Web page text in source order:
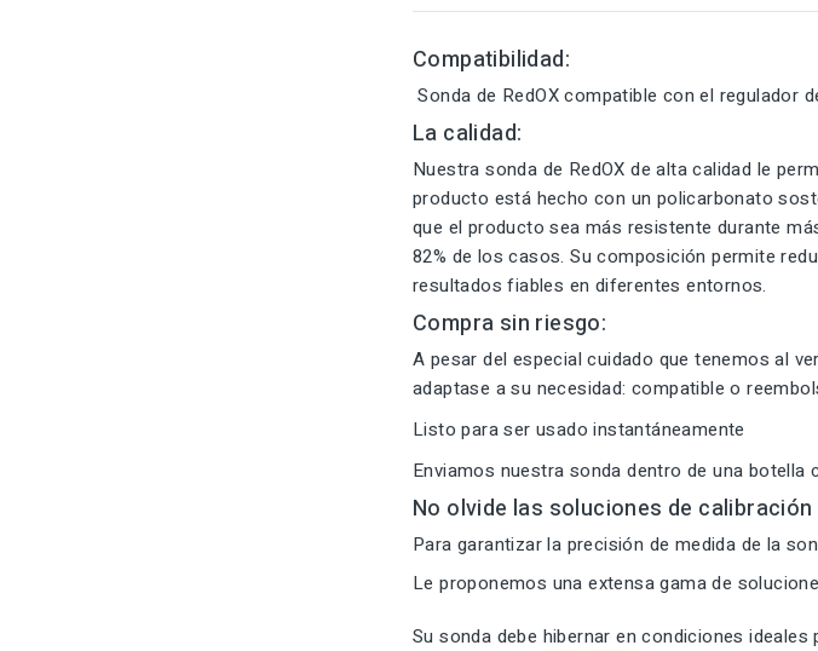
Compatibilidad:
Sonda de RedOX compatible con el regulador
La calidad:
Nuestra sonda de RedOX de alta calidad le
producto está hecho con un policarbonato
que el producto sea más resistente durante
82% de los casos. Su composición permite
resultados fiables en diferentes entornos.
Compra sin riesgo:
A pesar del especial cuidado que tenemos al
adaptase a su necesidad: compatible o
Listo para ser usado instantáneamente
Enviamos nuestra sonda dentro de una
No olvide las soluciones de
Para garantizar la precisión de medida de la
Le proponemos una extensa gama de
Su sonda debe hibernar en condiciones